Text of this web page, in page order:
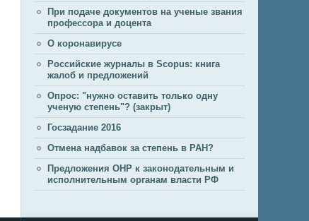
При подаче документов на ученые звания
профессора и доцента
О коронавирусе
Российские журналы в Scopus: книга
жалоб и предложений
Опрос: "нужно оставить только одну
ученую степень"? (закрыт)
Госзадание 2016
Отмена надбавок за степень в РАН?
Предложения ОНР к законодательным и
исполнительным органам власти РФ